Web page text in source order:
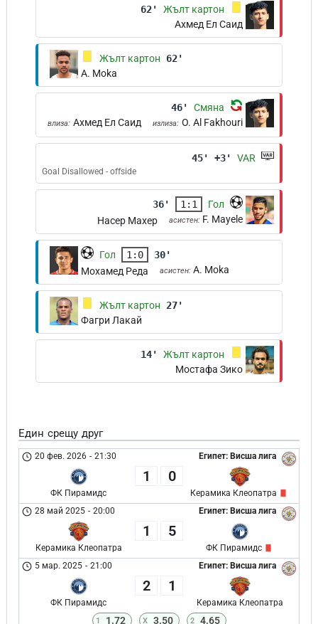
62'
Жълт картон
Ахмед Ел Саид
Жълт картон
62'
A. Moka
46' Смяна
влиза: Ахмед Ел Саид излиза: O. Al Fakhouri
45' +3' VAR
Goal Disallowed - offside
36' 1:1
Гол
Насер Махер
асистен: F. Mayele
Гол 1:0
30'
Мохамед Реда
асистен: A. Moka
Жълт картон
27'
Фагри Лакай
14'
Жълт картон
Мостафа Зико
Един срещу друг
Египет: Висша лига
20 фев. 2026 - 21:30
ФК Пирамидс
1 0
Керамика Клеопатра
Египет: Висша лига
28 май 2025 - 20:00
Керамика Клеопатра
1 5
ФК Пирамидс
Египет: Висша лига
5 мар. 2025 - 21:00
ФК Пирамидс
2 1
Керамика Клеопатра
1 1.72 X 3.50 2 4.65